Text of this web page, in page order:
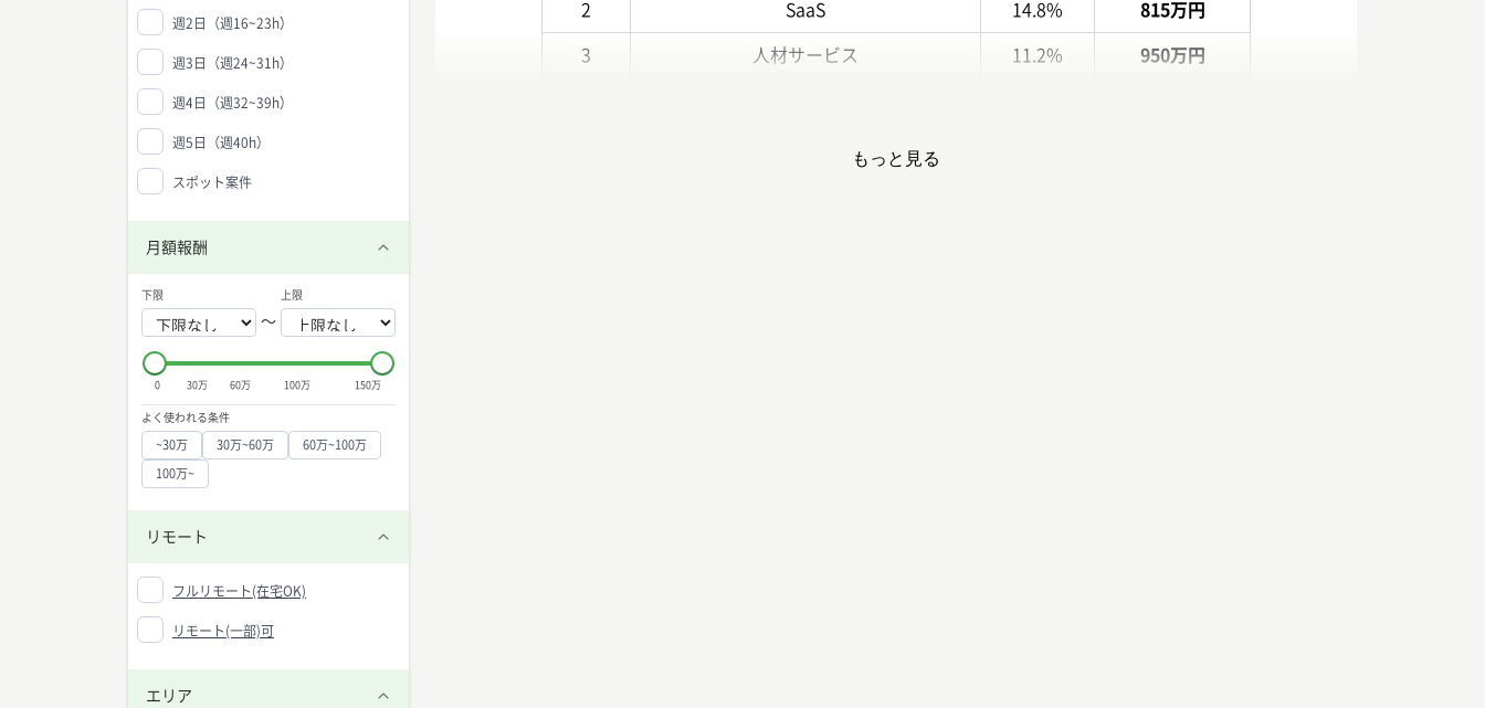
2 SaaS 14.8% 815万円
3 人材サービス 11.2% 950万円
もっと見る
週2日（週16~23h）
週3日（週24~31h）
週4日（週32~39h）
週5日（週40h）
スポット案件
月額報酬
下限
〜
上限
0 30万 60万 100万 150万
よく使われる条件
~30万 30万~60万 60万~100万
100万~
リモート
フルリモート(在宅OK)
リモート(一部)可
エリア